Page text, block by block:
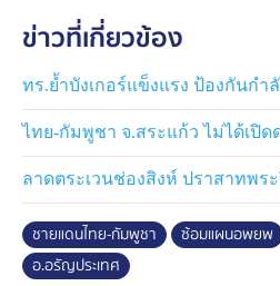
ประชาชนเป็นลำดับแรก
นอกจากนี้ผู้ว่าราชการจังหวัดสระ
การรักษาความมั่นคงภายในจังห
“ไม่มีใครบอกได้ว่าจะเกิดเหตุกา
คือการเตรียมความพร้อมไว้ล่วงหน้
กอ.รมน. ขอแสดงความยืนหยัดเ
บูรณาการหน่วยงานความมั่นคงที่
และส่งกำลังใจให้ประชาชนในพื้
ข่าวที่เกี่ยวข้อง
ทร.ย้ำบังเกอร์แข็งแรง ป้องกันกำ
ไทย-กัมพูชา จ.สระแก้ว ไม่ได้เปิด
ลาดตระเวนช่องสิงห์ ปราสาทพร
ชายแดนไทย-กัมพูชา ซ้อมแผนอพยพ
อ.อรัญประเทศ